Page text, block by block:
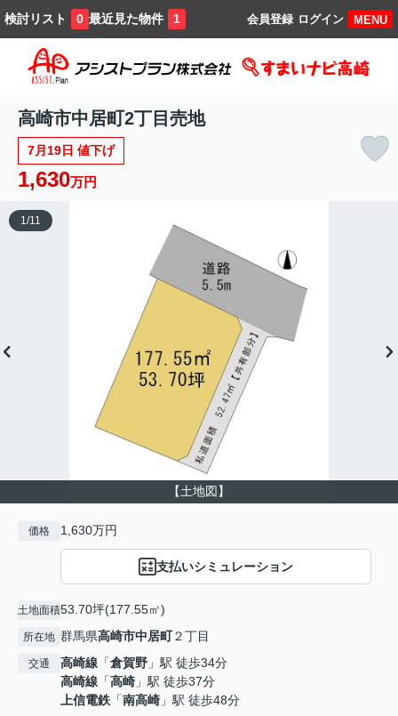
検討リスト 0 最近見た物件 1 MENU
ログイン
会員登録
高崎市中居町2丁目売地
7月19日 値下げ
1,630万円
【土地図】
1 /11
価格 1,630万円
支払いシミュレーション
土地面積53.70坪(177.55㎡)
所在地 群馬県高崎市中居町２丁目
交通 高崎線 「倉賀野 」駅 徒歩34分
高崎線 「高崎 」駅 徒歩37分
上信電鉄 「南高崎 」駅 徒歩48分